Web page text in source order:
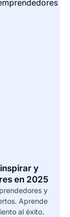
y
en 2025
y
Aprende
al éxito.